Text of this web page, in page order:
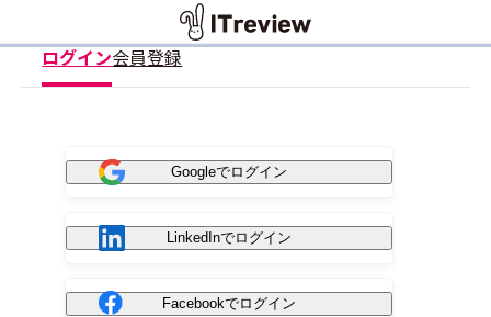
ログイン会員登録
Googleでログイン
LinkedInでログイン
Facebookでログイン